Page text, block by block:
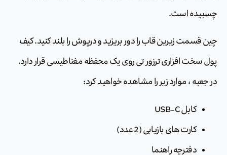
چسبیده است.
چین قسمت زیرین قاب را دور بریزید و درپوش را بلند کنید. کیف
پول سخت افزاری ترزور تی روی یک محفظه مغناطیسی قرار دارد.
در جعبه ، موارد زیر را مشاهده خواهید کرد:
کابل USB-C
کارت های بازیابی (2 عدد)
دفترچه راهنما